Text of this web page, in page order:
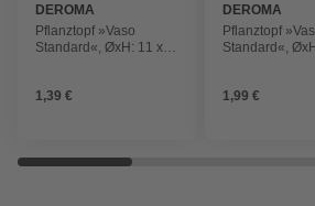
DEROMA
Pflanztopf »Vaso
Standard«, ØxH: 11 x
1,39 €
DEROMA
Pflanztopf
Standard«,
1,99 €